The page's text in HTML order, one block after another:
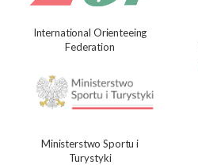
International Orienteeing
Federation
Ministerstwo Sportu i
Turystyki